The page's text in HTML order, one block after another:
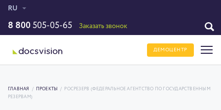
RU
8 800 505-05-65 Заказать звонок
ДЕМОЦЕНТР
ГЛАВНАЯ / ПРОЕКТЫ /
РОСРЕЗЕРВ (ФЕДЕРАЛЬНОЕ АГЕНТСТВО ПО ГОСУДАРСТВЕННЫМ
РЕЗЕРВАМ)